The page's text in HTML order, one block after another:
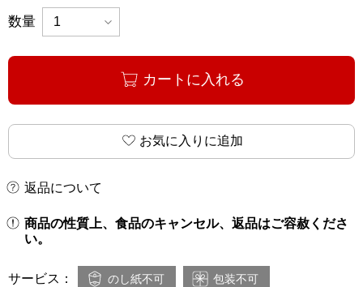
数量
カートに入れる
お気に入りに追加
返品について
商品の性質上、食品のキャンセル、返品はご容赦くださ
い。
サービス： のし紙不可 包装不可